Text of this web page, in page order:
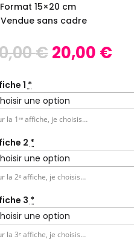
15×20 cm
sans cadre
€ Le
prix
était :
30,00 €.
20,00 €Le
1*
la 1ʳᵉ affiche, je choisis…
2*
la 2ᵉ affiche, je choisis…
3*
la 3ᵉ affiche, je choisis…